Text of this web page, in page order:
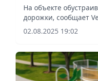
На объекте
дорожки, сообщает
02.08.2025 19:02